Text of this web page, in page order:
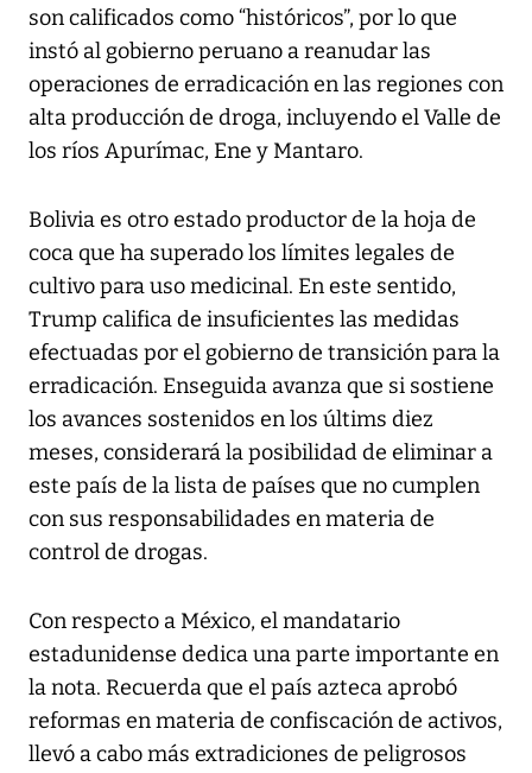
son calificados como “históricos”, por lo que
instó al gobierno peruano a reanudar las
operaciones de erradicación en las regiones con
alta producción de droga, incluyendo el Valle de
los ríos Apurímac, Ene y Mantaro.
Bolivia es otro estado productor de la hoja de
coca que ha superado los límites legales de
cultivo para uso medicinal. En este sentido,
Trump califica de insuficientes las medidas
efectuadas por el gobierno de transición para la
erradicación. Enseguida avanza que si sostiene
los avances sostenidos en los últims diez
meses, considerará la posibilidad de eliminar a
este país de la lista de países que no cumplen
con sus responsabilidades en materia de
control de drogas.
Con respecto a México, el mandatario
estadunidense dedica una parte importante en
la nota. Recuerda que el país azteca aprobó
reformas en materia de confiscación de activos,
llevó a cabo más extradiciones de peligrosos